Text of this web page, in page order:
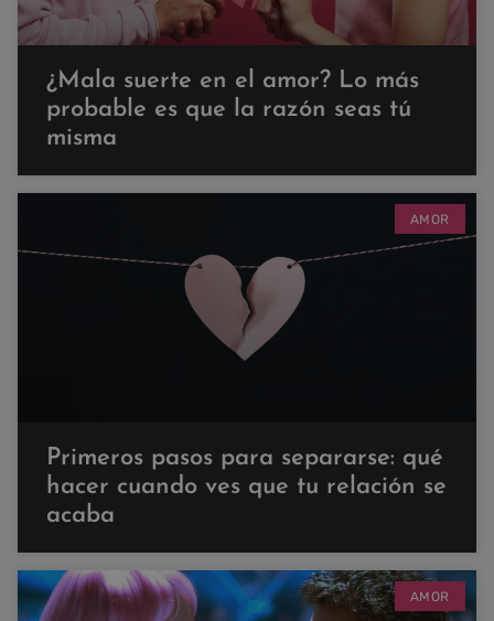
¿Mala suerte en el amor? Lo más
probable es que la razón seas tú
misma
AMOR
Primeros pasos para separarse: qué
hacer cuando ves que tu relación se
acaba
AMOR